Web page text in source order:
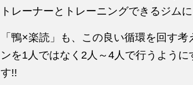
トレーナーとトレーニングできるジム
「鴨×楽読」も、この良い循環を回す
ンを1人ではなく2人～4人で行うよう
す!!